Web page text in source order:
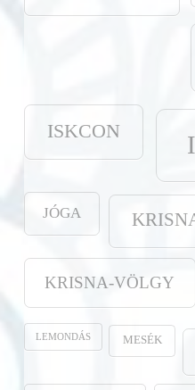
ISKCON
JÓGA
KRISNA-VÖLGY
LEMONDÁS MESÉK